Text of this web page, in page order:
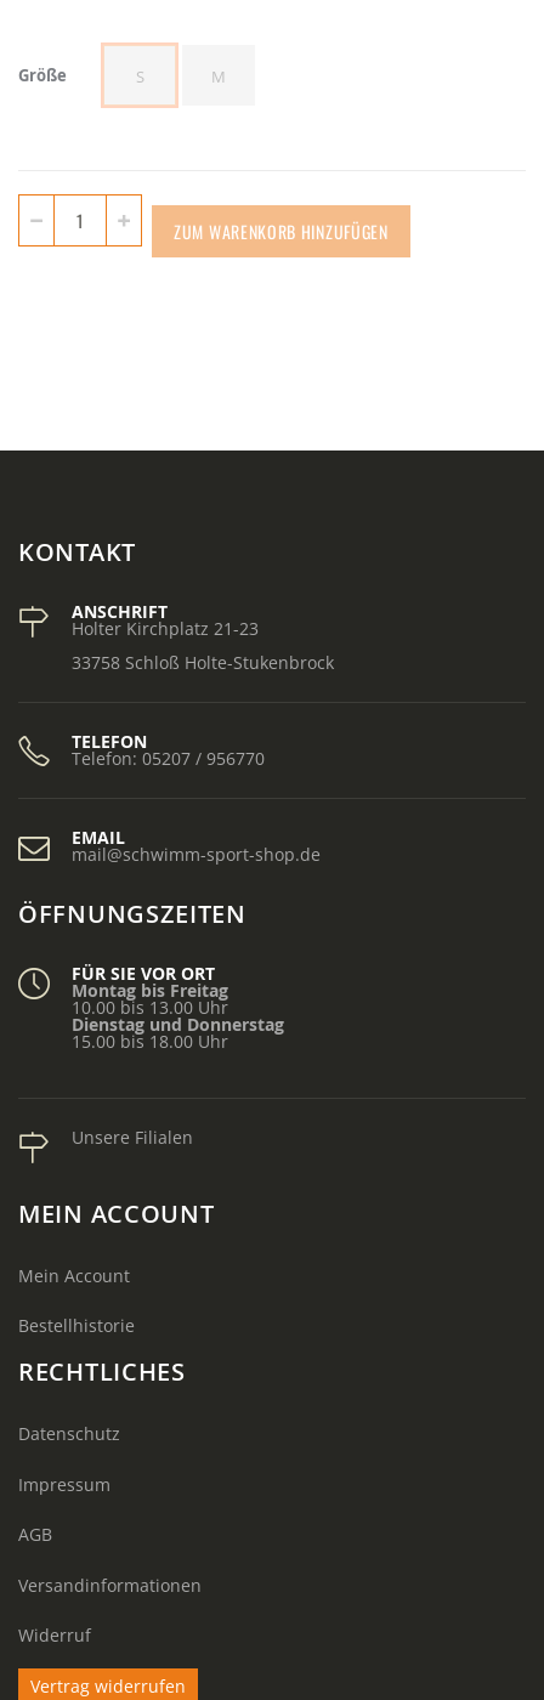
Größe S M
ZUM WARENKORB HINZUFÜGEN
KONTAKT
ANSCHRIFT
Holter Kirchplatz 21-23
33758 Schloß Holte-Stukenbrock
TELEFON
Telefon: 05207 / 956770
EMAIL
mail@schwimm-sport-shop.de
ÖFFNUNGSZEITEN
FÜR SIE VOR ORT
Montag bis Freitag
10.00 bis 13.00 Uhr
Dienstag und Donnerstag
15.00 bis 18.00 Uhr
Unsere Filialen
MEIN ACCOUNT
Mein Account
Bestellhistorie
RECHTLICHES
Datenschutz
Impressum
AGB
Versandinformationen
Widerruf
Vertrag widerrufen